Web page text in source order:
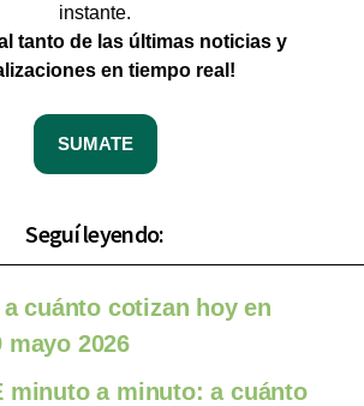
instante.
tanto de las últimas noticias y
en tiempo real!
SUMATE
Seguí leyendo:
cuánto cotizan hoy en
mayo 2026
minuto a minuto: a cuánto